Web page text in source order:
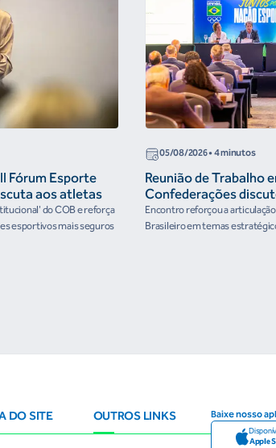
Fórum Esporte
aos atletas
do COB e reforça
esportivos mais seguros
05/08/2026• 4 minutos
Reunião de Trabalho
Confederações
the Future e presença
organismos
Encontro reforçou a
Brasileiro em temas
DO SITE OUTROS LINKS Baixe nosso
Apple